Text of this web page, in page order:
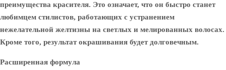
преимущества красителя. Это означает, что он быстро станет
любимцем стилистов, работающих с устранением
нежелательной желтизны на светлых и мелированных волосах.
Кроме того, результат окрашивания будет долговечным.
Расширенная формула